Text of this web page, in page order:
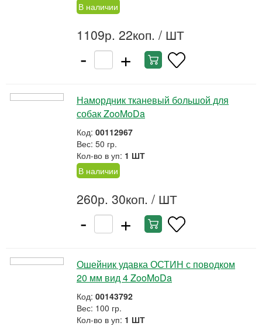
В наличии
1109р. 22коп. / ШТ
- +
Намордник тканевый большой для
собак ZooMoDa
Код: 00112967
Вес: 50 гр.
Кол-во в уп: 1 ШТ
В наличии
260р. 30коп. / ШТ
- +
Ошейник удавка ОСТИН с поводком
20 мм вид 4 ZooMoDa
Код: 00143792
Вес: 100 гр.
Кол-во в уп: 1 ШТ